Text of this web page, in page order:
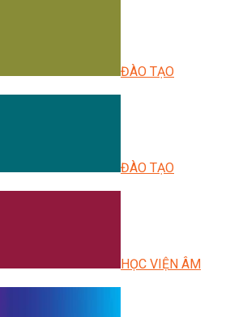
ĐÀO TẠO
ĐÀO TẠO
HỌC VIỆN ÂM